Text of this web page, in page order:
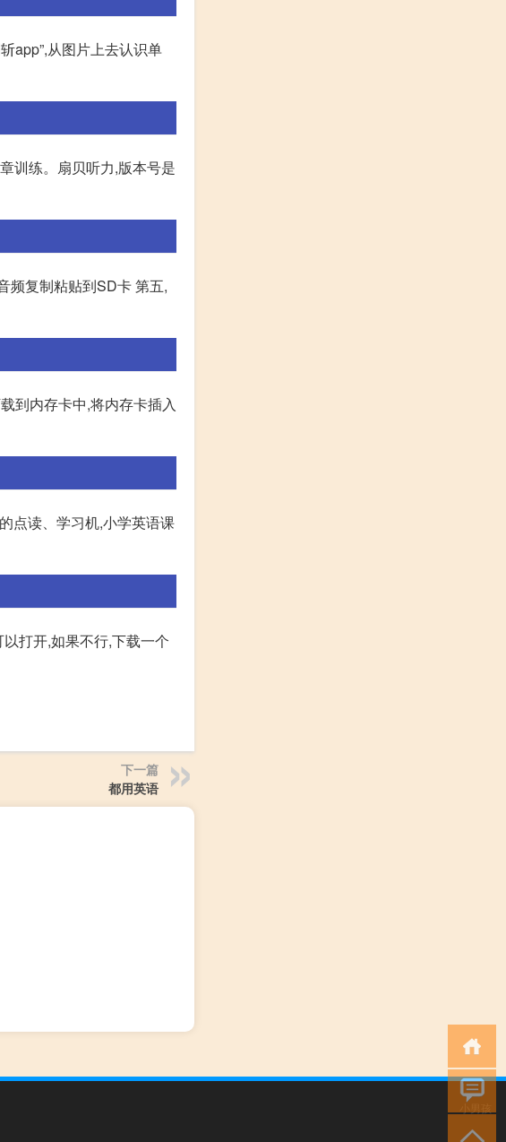
app”,从图片上去认识单
训练。扇贝听力,版本号是
频复制粘贴到SD卡 第五,
到内存卡中,将内存卡插入
点读、学习机,小学英语课
打开,如果不行,下载一个
下一篇
都用英语
小男孩